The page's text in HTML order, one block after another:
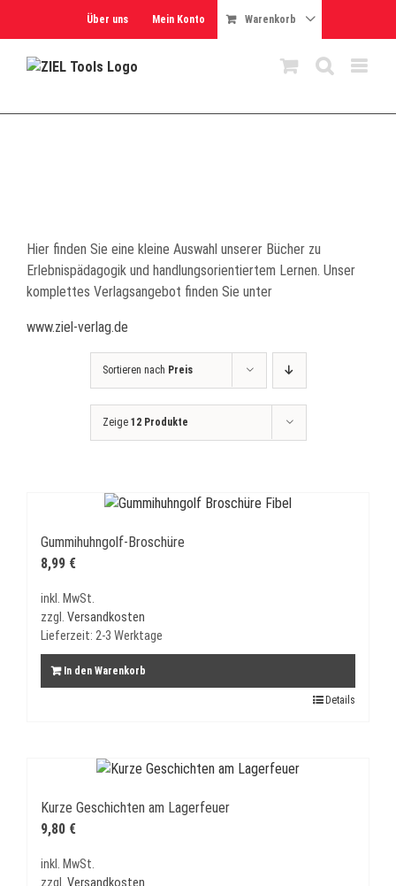
Über uns Mein Konto Warenkorb
Hier finden Sie eine kleine Auswahl unserer Bücher zu
Erlebnispädagogik und handlungsorientiertem Lernen. Unser
komplettes Verlagsangebot finden Sie unter
www.ziel-verlag.de
Sortieren nach Preis
Zeige 12 Produkte
Gummihuhngolf-Broschüre
8,99 €
inkl. MwSt.
zzgl. Versandkosten
Lieferzeit: 2-3 Werktage
In den Warenkorb
Details
Kurze Geschichten am Lagerfeuer
9,80 €
inkl. MwSt.
zzgl. Versandkosten